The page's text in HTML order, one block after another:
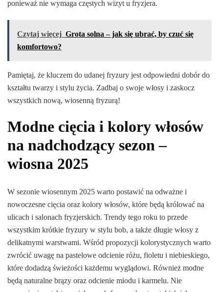
ponieważ nie wymaga częstych wizyt u fryzjera.
Czytaj więcej Grota solna – jak się ubrać, by czuć się
komfortowo?
Pamiętaj, że kluczem do udanej fryzury jest odpowiedni dobór do
kształtu twarzy i stylu życia. Zadbaj o swoje włosy i zaskocz
wszystkich nową, wiosenną fryzurą!
Modne cięcia i kolory włosów
na nadchodzący sezon –
wiosna 2025
W sezonie wiosennym 2025 warto postawić na odważne i
nowoczesne cięcia oraz kolory włosów, które będą królować na
ulicach i salonach fryzjerskich. Trendy tego roku to przede
wszystkim krótkie fryzury w stylu bob, a także długie włosy z
delikatnymi warstwami. Wśród propozycji kolorystycznych warto
zwrócić uwagę na pastelowe odcienie różu, fioletu i niebieskiego,
które dodadzą świeżości każdemu wyglądowi. Również modne
będą naturalne brązy oraz odcienie miodu i karmelu. Nie